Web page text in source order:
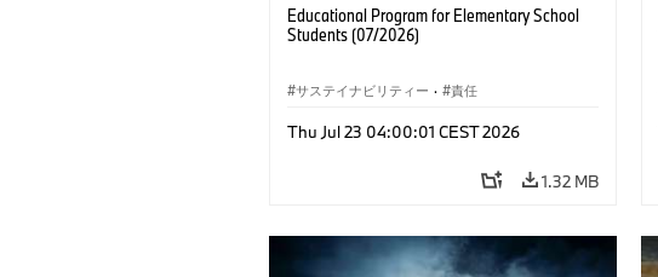
Educational Program for Elementary School
Students (07/2026)
サステイナビリティー · 責任
Thu Jul 23 04:00:01 CEST 2026
1.32 MB